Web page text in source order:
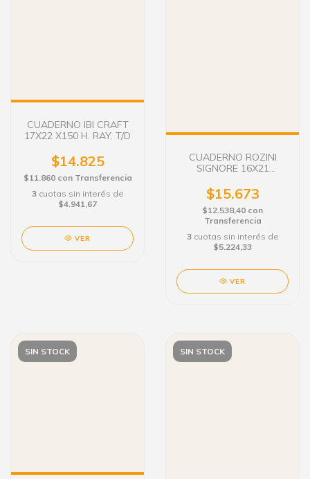
CUADERNO IBI CRAFT
17X22 X150 H. RAY. T/D
$14.825
$11.860 con Transferencia
3 cuotas sin interés de
$4.941,67
VER
CUADERNO ROZINI
SIGNORE 16X21
HS
$15.673
$12.538,40 con
Transferencia
3 cuotas sin interés de
$5.224,33
VER
SIN STOCK SIN STOCK